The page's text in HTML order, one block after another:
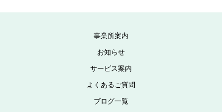
事業所案内
お知らせ
サービス案内
よくあるご質問
ブログ一覧